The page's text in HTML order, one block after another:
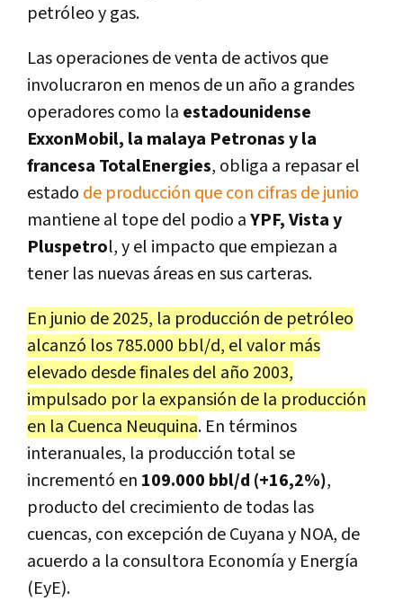
petróleo y gas.
Las operaciones de venta de activos que
involucraron en menos de un año a grandes
operadores como la estadounidense
ExxonMobil, la malaya Petronas y la
francesa TotalEnergies, obliga a repasar el
estado de producción que con cifras de junio
mantiene al tope del podio aYPF, Vista y
Pluspetrol, y el impacto que empiezan a
tener las nuevas áreas en sus carteras.
En junio de 2025, la producción de petróleo
alcanzó los 785.000 bbl/d, el valor más
elevado desde finales del año 2003,
impulsado por la expansión de la producción
en la Cuenca Neuquina. En términos
interanuales, la producción total se
incrementó en 109.000 bbl/d (+16,2%),
producto del crecimiento de todas las
cuencas, con excepción de Cuyana y NOA, de
acuerdo a la consultora Economía y Energía
(EyE).